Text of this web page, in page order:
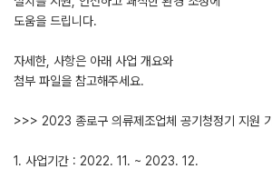
도움을 드립니다.
자세한, 사항은 아래 사업 개요와
첨부 파일을 참고해주세요.
>>> 2023 종로구 의류제조업체 공기청정기 지원
1. 사업기간 : 2022. 11. ~ 2023. 12.